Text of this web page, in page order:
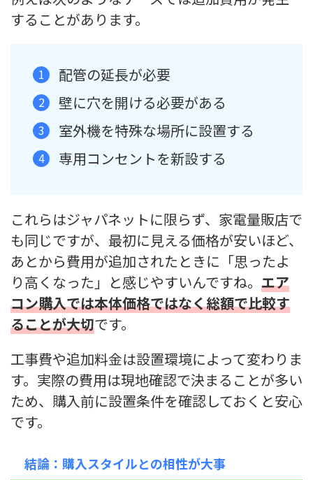
することがあります。
配管の延長が必要
壁に穴を開ける必要がある
室外機を特殊な場所に設置する
専用コンセントを新設する
これらはジャパネットに限らず、家電量販店で
も同じですが、最初に見える価格が安いほど、
あとから費用が追加されたときに「思ったよ
り高くなった」と感じやすいんですね。 エア
コン購入では本体価格ではなく総額で比較す
ることが大切です。
工事費や追加料金は設置環境によって変わりま
す。実際の費用は現地確認で決まることが多い
ため、購入前に設置条件を確認しておくと安心
です。
結論：購入スタイルとの相性が大事